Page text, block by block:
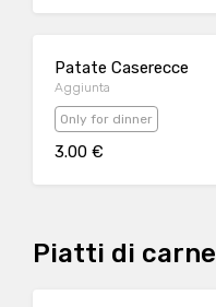
Patate Caserecce
Aggiunta
Only for dinner
3.00 €
Piatti di carne